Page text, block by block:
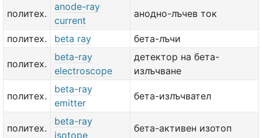
политех.
anode-ray
current
анодно-лъчев ток
политех. beta ray бета-лъчи
политех.
beta-ray
electroscope
детектор на бета-
излъчване
политех.
beta-ray
emitter
бета-излъчвател
политех.
beta-ray
isotope
бета-активен изотоп